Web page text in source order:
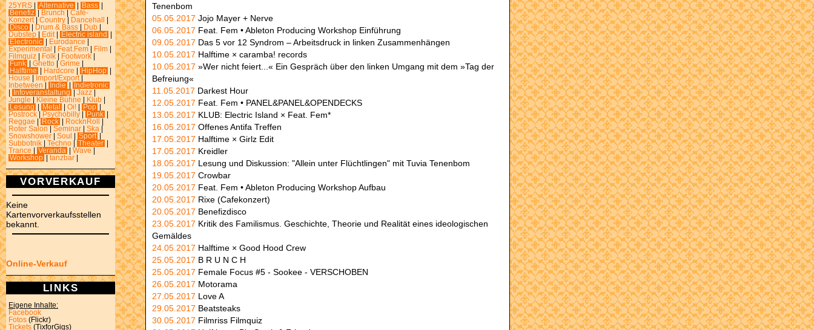
25YRS Alternative Bass
Benefiz
Brunch
Café-
Konzert
Country Dancehall
Disco
Drum & Bass Dub
Dubstep
Edit Electric island
Electronic
Eurodance
Experimental
Feat.Fem Film
Filmquiz
Folk Footwork
Funk
Ghetto Grime
Halftime
Hardcore HipHop
House
Import/Export
Inbetween
Indie
Indietronic
Infoveranstaltung Jazz
Jungle
Kleine Bühne Klub
Lesung
Metal Oi! Pop
Postrock
Psychobilly Punk
Reggae
Rock RocknRoll
Roter Salon
Seminar Ska
Snowshower
Soul Sport
Subbotnik
Techno Theater
Trance
Veranda Wave
Workshop
tanzbar
VORVERKAUF
Keine
Kartenvorverkaufsstellen
bekannt.
Online-Verkauf
LINKS
Eigene Inhalte:
Facebook
Fotos (Flickr)
Tickets (TixforGigs)
Tenenbom
05.05.2017 Jojo Mayer + Nerve
06.05.2017 Feat. Fem • Ableton Producing Workshop Einführung
09.05.2017 Das 5 vor 12 Syndrom – Arbeitsdruck in linken Zusammenhängen
10.05.2017 Halftime × caramba! records
10.05.2017 »Wer nicht feiert...« Ein Gespräch über den linken Umgang mit dem »Tag der
Befreiung«
11.05.2017 Darkest Hour
12.05.2017 Feat. Fem • PANEL&PANEL&OPENDECKS
13.05.2017 KLUB: Electric Island × Feat. Fem*
16.05.2017 Offenes Antifa Treffen
17.05.2017 Halftime × Girlz Edit
17.05.2017 Kreidler
18.05.2017 Lesung und Diskussion: "Allein unter Flüchtlingen" mit Tuvia Tenenbom
19.05.2017 Crowbar
20.05.2017 Feat. Fem • Ableton Producing Workshop Aufbau
20.05.2017 Rixe (Cafekonzert)
20.05.2017 Benefizdisco
23.05.2017 Kritik des Familismus. Geschichte, Theorie und Realität eines ideologischen
Gemäldes
24.05.2017 Halftime × Good Hood Crew
25.05.2017 B R U N C H
25.05.2017 Female Focus #5 - Sookee - VERSCHOBEN
26.05.2017 Motorama
27.05.2017 Love A
29.05.2017 Beatsteaks
30.05.2017 Filmriss Filmquiz